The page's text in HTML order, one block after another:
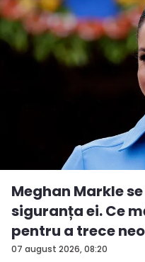
07 august 2026, 08:20
Meghan Markle
siguranța ei. Ce
pentru a trece